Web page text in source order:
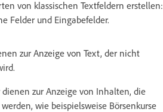
von klassischen Textfeldern erstellen:
Felder und Eingabefelder.
zur Anzeige von Text, der nicht
zur Anzeige von Inhalten, die
wie beispielsweise Börsenkurse